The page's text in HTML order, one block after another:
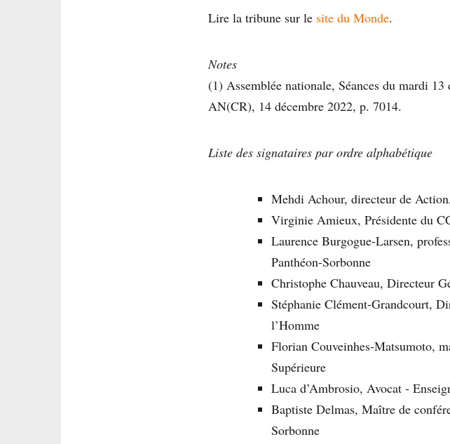
Lire la tribune sur le site du Monde.
Notes
(1) Assemblée nationale, Séances du mardi
AN(CR), 14 décembre 2022, p. 7014.
Liste des signataires par ordre alphabétique
Mehdi Achour, directeur de
Virginie Amieux, Présidente du
Laurence Burgogue-Larsen,
Panthéon-Sorbonne
Christophe Chauveau, Directeur
Stéphanie Clément-Grandcourt,
l’Homme
Florian Couveinhes-Matsumoto,
Supérieure
Luca d’Ambrosio, Avocat -
Baptiste Delmas, Maître de
Sorbonne